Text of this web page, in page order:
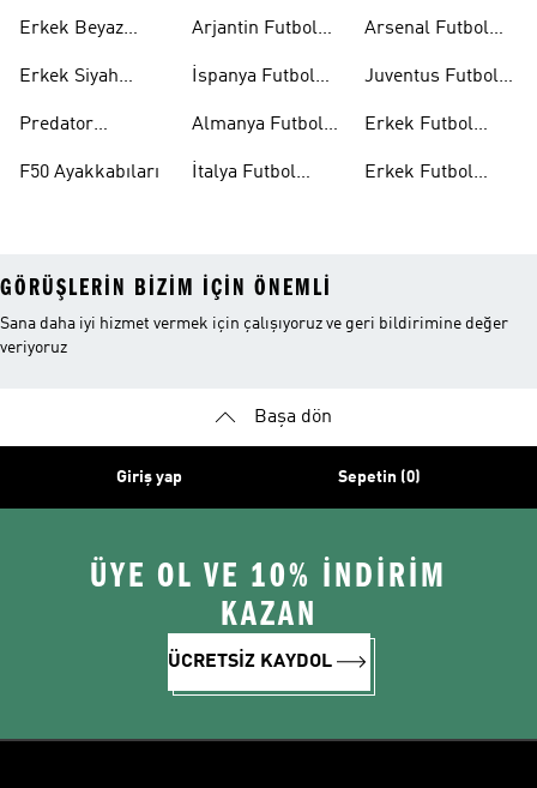
Erkek Beyaz
Ayakkabıları
Erkek Siyah
Ayakkabıları
Predator
F50 Ayakkabıları
Arjantin Futbol
İspanya Futbol
Almanya Futbol
İtalya Futbol
Arsenal Futbol
Juventus Futbol
Erkek Futbol
Erkek Futbol
GÖRÜŞLERIN BIZIM IÇIN ÖNEMLI
Sana daha iyi hizmet vermek için çalışıyoruz ve geri bildirimine değer
veriyoruz
Başa dön
Giriş yap Sepetin (0)
ÜYE OL VE 10% İNDİRİM
KAZAN
ÜCRETSİZ KAYDOL